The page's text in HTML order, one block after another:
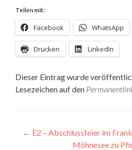
Teilen mit:
Facebook WhatsApp
Drucken LinkedIn
Dieser Eintrag wurde
Lesezeichen auf den
← E2 – Abschlussfeier im
Möhnesee zu